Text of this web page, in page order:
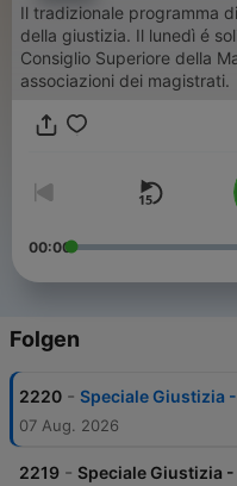
Il tradizionale programma
della giustizia. Il lunedì é
Consiglio Superiore della
associazioni dei magistrati.
00:00
Folgen
2220 - Speciale Giustizia
07 Aug. 2026
2219 - Speciale Giustizia